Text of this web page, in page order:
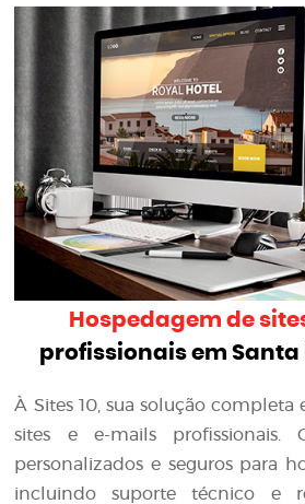
Hospedagem de
profissionais em Santa
À Sites 10, sua solução
sites e e-mails profissionais.
personalizados e seguros para
incluindo suporte técnico e